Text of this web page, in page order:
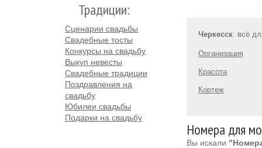
Традиции:
Сценарии свадьбы
Свадебные тосты
Конкурсы на свадьбу
Выкуп невесты
Свадебные традиции
Поздравления на
свадьбу
Юбилеи свадьбы
Подарки на свадьбу
Черкесск: всё
Организация
Красота
Кортеж
Номера для
Вы искали